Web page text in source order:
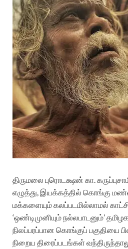
திருமலை புரொடக்ஷன் கா.
எழுத்து, இயக்கத்தில் கொங்கு
மக்களையும் கலப்படமில்லாமல்
‘ஒண்டிமுனியும் நல்லபாடனும்’
நிலப்பரப்பான கொங்குப்
நிறைய திரைப்படங்கள்